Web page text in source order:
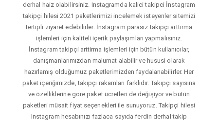
derhal haiz olabilirsiniz. Instagramda kalici takipci İnstagram
takipçi hilesi 2021 paketlerimizi incelemek isteyenler sitemizi
tertipli ziyaret edebilirler. İnstagram parasız takipçi arttırma
işlemleri için kaliteli içerik paylaşımları yapmalısınız.
İnstagram takipçi arttirma işlemleri için bütün kullanıcılar,
danışmanlarımızdan malumat alabilir ve hususi olarak
hazırlamış olduğumuz paketlerimizden faydalanabilirler. Her
paket içeriğimizde, takipçi rakamları farklıdır. Takipçi sayısına
ve özelliklerine gore paket ücretleri de değişiyor ve bütün
paketleri müsait fiyat seçenekleri ile sunuyoruz. Takipçi hilesi
Instagram hesabınızı fazlaca sayıda ferdin derhal takip